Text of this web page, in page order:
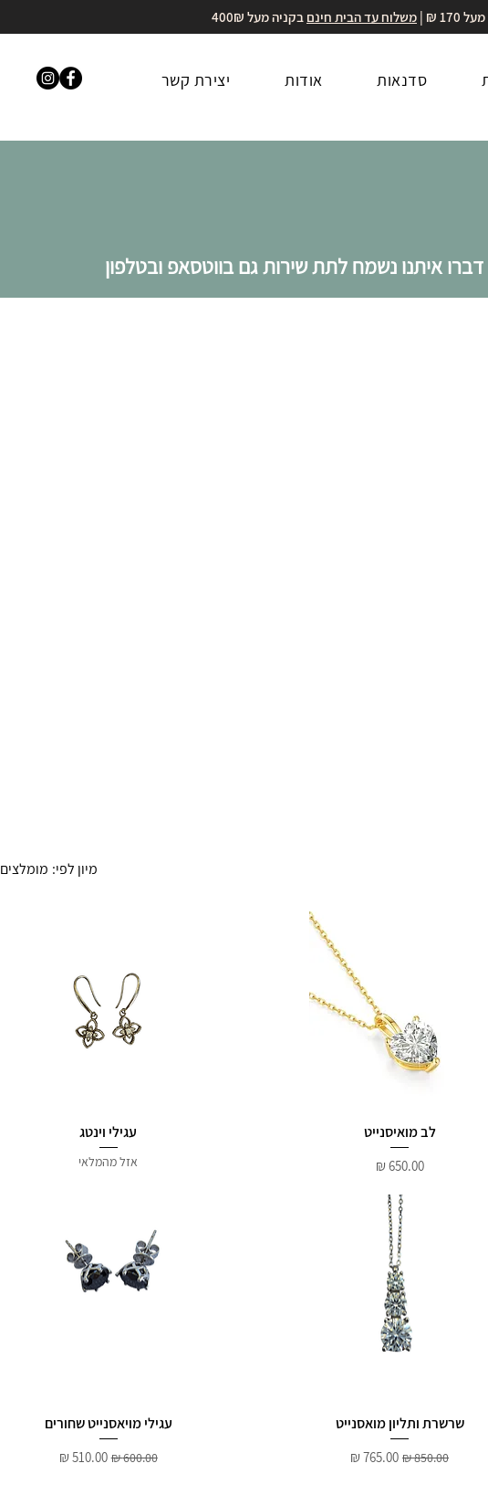
₪ | משלוח עד הבית חינם בקניה מעל 400₪
סדנאות אודות יצירת קשר
איתנו נשמח לתת שירות גם בווטסאפ ובטלפון
מיון לפי: מומלצים
לב מואיסנייט
מחיר‏650.00 ‏₪
עגילי וינטג
אזל מהמלאי
שרשרת ותליון מואסנייט
מחיר רגיל מחיר מבצע
עגילי מויאסנייט שחורים
מחיר רגיל‏600.00 ‏₪ מחיר מבצע‏510.00 ‏₪